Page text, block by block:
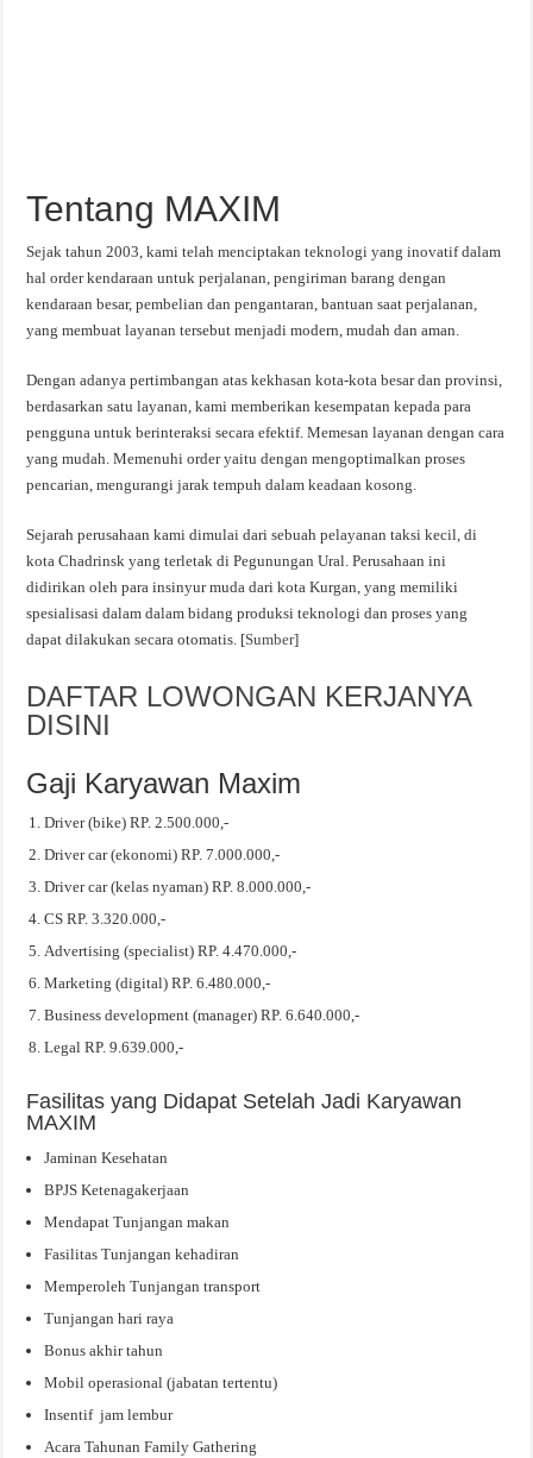
Tentang MAXIM
Sejak tahun 2003, kami telah menciptakan teknologi yang inovatif dalam
hal order kendaraan untuk perjalanan, pengiriman barang dengan
kendaraan besar, pembelian dan pengantaran, bantuan saat perjalanan,
yang membuat layanan tersebut menjadi modern, mudah dan aman.
Dengan adanya pertimbangan atas kekhasan kota-kota besar dan provinsi,
berdasarkan satu layanan, kami memberikan kesempatan kepada para
pengguna untuk berinteraksi secara efektif. Memesan layanan dengan cara
yang mudah. Memenuhi order yaitu dengan mengoptimalkan proses
pencarian, mengurangi jarak tempuh dalam keadaan kosong.
Sejarah perusahaan kami dimulai dari sebuah pelayanan taksi kecil, di
kota Chadrinsk yang terletak di Pegunungan Ural. Perusahaan ini
didirikan oleh para insinyur muda dari kota Kurgan, yang memiliki
spesialisasi dalam dalam bidang produksi teknologi dan proses yang
dapat dilakukan secara otomatis. [Sumber]
DAFTAR LOWONGAN KERJANYA
DISINI
Gaji Karyawan Maxim
Driver (bike) RP. 2.500.000,-
Driver car (ekonomi) RP. 7.000.000,-
Driver car (kelas nyaman) RP. 8.000.000,-
CS RP. 3.320.000,-
Advertising (specialist) RP. 4.470.000,-
Marketing (digital) RP. 6.480.000,-
Business development (manager) RP. 6.640.000,-
Legal RP. 9.639.000,-
Fasilitas yang Didapat Setelah Jadi Karyawan
MAXIM
Jaminan Kesehatan
BPJS Ketenagakerjaan
Mendapat Tunjangan makan
Fasilitas Tunjangan kehadiran
Memperoleh Tunjangan transport
Tunjangan hari raya
Bonus akhir tahun
Mobil operasional (jabatan tertentu)
Insentif jam lembur
Acara Tahunan Family Gathering